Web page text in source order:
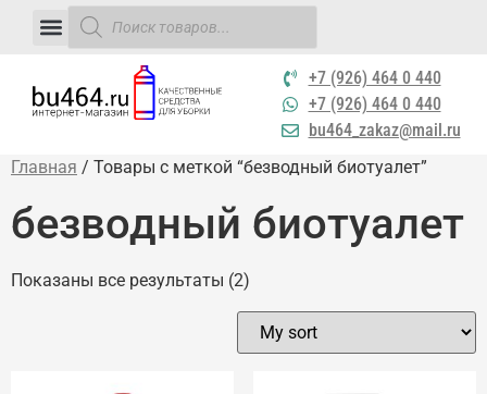
+7 (926) 464 0 440
+7 (926) 464 0 440
bu464_zakaz@mail.ru
Главная / Товары с меткой “безводный биотуалет”
безводный биотуалет
Показаны все результаты (2)